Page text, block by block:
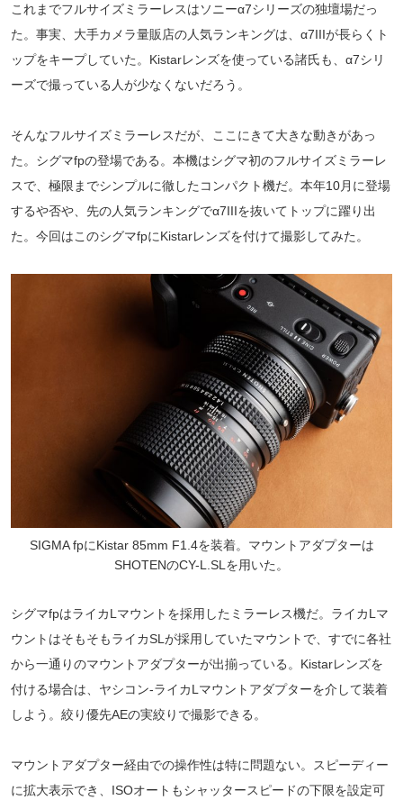
これまでフルサイズミラーレスはソニーα7シリーズの独壇場だっ
た。事実、大手カメラ量販店の人気ランキングは、α7IIIが長らくト
ップをキープしていた。Kistarレンズを使っている諸氏も、α7シリ
ーズで撮っている人が少なくないだろう。
そんなフルサイズミラーレスだが、ここにきて大きな動きがあっ
た。シグマfpの登場である。本機はシグマ初のフルサイズミラーレ
スで、極限までシンプルに徹したコンパクト機だ。本年10月に登場
するや否や、先の人気ランキングでα7IIIを抜いてトップに躍り出
た。今回はこのシグマfpにKistarレンズを付けて撮影してみた。
SIGMA fpにKistar 85mm F1.4を装着。マウントアダプターは
SHOTENのCY-L.SLを用いた。
シグマfpはライカLマウントを採用したミラーレス機だ。ライカLマ
ウントはそもそもライカSLが採用していたマウントで、すでに各社
から一通りのマウントアダプターが出揃っている。Kistarレンズを
付ける場合は、ヤシコン-ライカLマウントアダプターを介して装着
しよう。絞り優先AEの実絞りで撮影できる。
マウントアダプター経由での操作性は特に問題ない。スピーディー
に拡大表示でき、ISOオートもシャッタースピードの下限を設定可